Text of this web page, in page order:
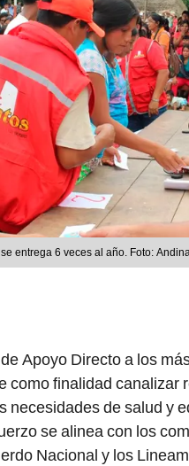
entrega 6 veces al año. Foto:
Apoyo Directo a los
como finalidad canalizar
necesidades de salud y
se alinea con los
Nacional y los